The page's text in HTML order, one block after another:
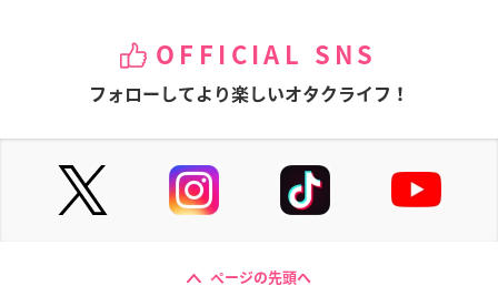
OFFICIAL SNS
フォローしてより楽しいオタクライフ！
ページの先頭へ